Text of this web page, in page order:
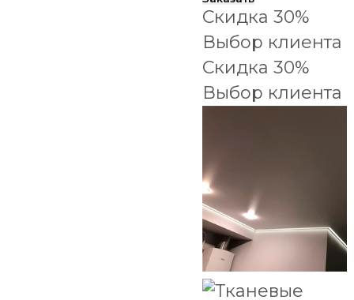
Скидка 30%
Выбор клиента
Скидка 30%
Выбор клиента